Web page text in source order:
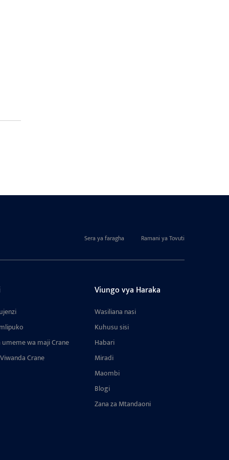
Sera ya faragha Ramani ya Tovuti
wa maji Crane
Crane
Viungo vya Haraka
Wasiliana nasi
Kuhusu sisi
Habari
Miradi
Maombi
Blogi
Zana za Mtandaoni